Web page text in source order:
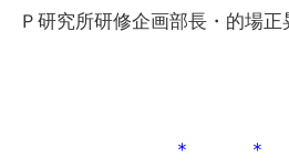
Ｐ研究所研修企画部長・的場正
＊ ＊